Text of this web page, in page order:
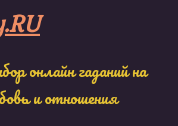
онлайн гаданий на
и отношения